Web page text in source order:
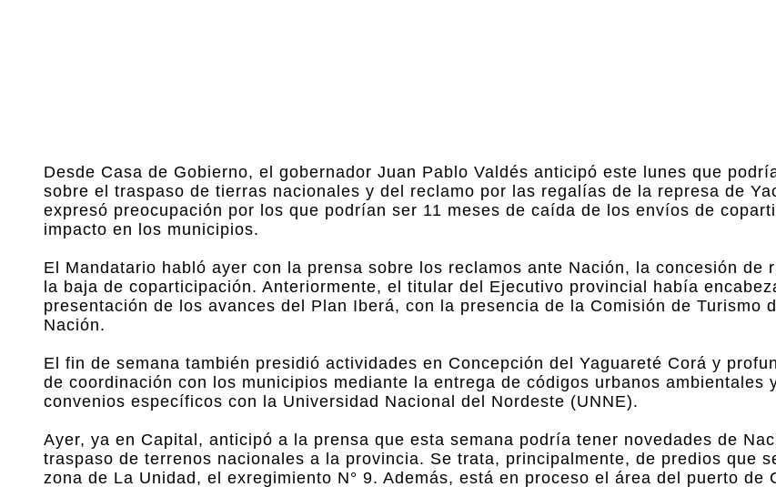
Desde Casa de Gobierno, el gobernador Juan Pablo Valdés anticipó este lunes que
sobre el traspaso de tierras nacionales y del reclamo por las regalías de la represa de
expresó preocupación por los que podrían ser 11 meses de caída de los envíos de
impacto en los municipios.
El Mandatario habló ayer con la prensa sobre los reclamos ante Nación, la concesión de
la baja de coparticipación. Anteriormente, el titular del Ejecutivo provincial había
presentación de los avances del Plan Iberá, con la presencia de la Comisión de Turismo
Nación.
El fin de semana también presidió actividades en Concepción del Yaguareté Corá y
de coordinación con los municipios mediante la entrega de códigos urbanos ambientales
convenios específicos con la Universidad Nacional del Nordeste (UNNE).
Ayer, ya en Capital, anticipó a la prensa que esta semana podría tener novedades de
traspaso de terrenos nacionales a la provincia. Se trata, principalmente, de predios que
zona de La Unidad, el exregimiento N° 9. Además, está en proceso el área del puerto de